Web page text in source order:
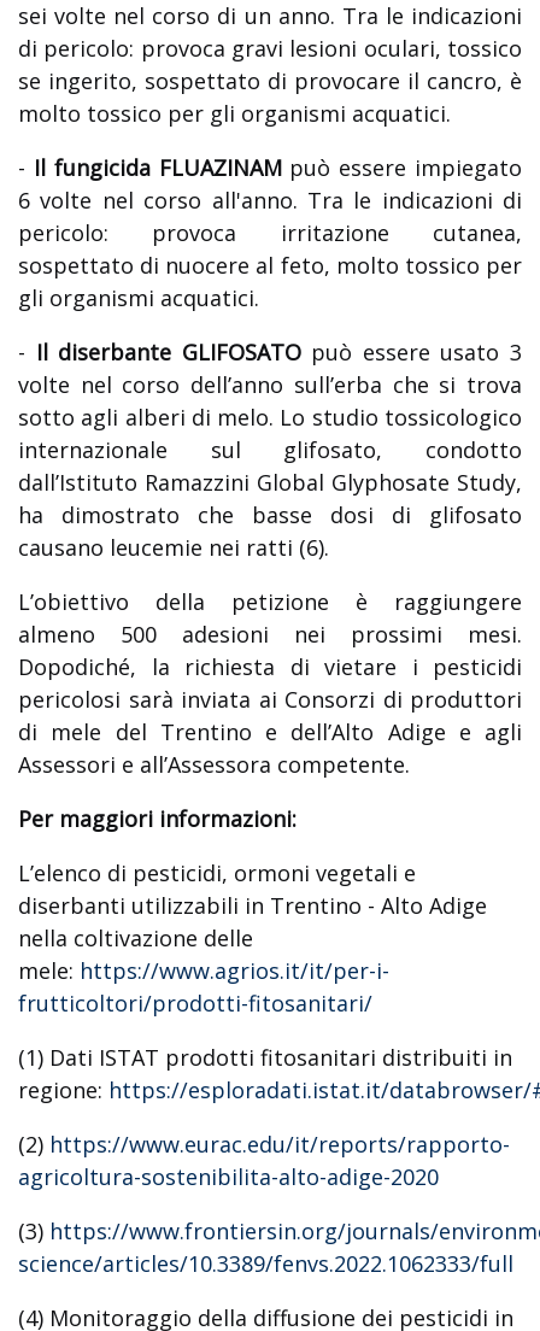
sei volte nel corso di un anno. Tra le indicazioni
di pericolo: provoca gravi lesioni oculari, tossico
se ingerito, sospettato di provocare il cancro, è
molto tossico per gli organismi acquatici.
- Il fungicida FLUAZINAMpuò essere impiegato
6 volte nel corso all'anno. Tra le indicazioni di
pericolo: provoca irritazione cutanea,
sospettato di nuocere al feto, molto tossico per
gli organismi acquatici.
- Il diserbante GLIFOSATOpuò essere usato 3
volte nel corso dell’anno sull’erba che si trova
sotto agli alberi di melo. Lo studio tossicologico
internazionale sul glifosato, condotto
dall’Istituto Ramazzini Global Glyphosate Study,
ha dimostrato che basse dosi di glifosato
causano leucemie nei ratti (6).
L’obiettivo della petizione è raggiungere
almeno 500 adesioni nei prossimi mesi.
Dopodiché, la richiesta di vietare i pesticidi
pericolosi sarà inviata ai Consorzi di produttori
di mele del Trentino e dell’Alto Adige e agli
Assessori e all’Assessora competente.
Per maggiori informazioni:
L’elenco di pesticidi, ormoni vegetali e
diserbanti utilizzabili in Trentino - Alto Adige
nella coltivazione delle
mele: https://www.agrios.it/it/per-i-
frutticoltori/prodotti-fitosanitari/
(1) Dati ISTAT prodotti fitosanitari distribuiti in
regione: https://esploradati.istat.it/databrowser/#/it/
(2) https://www.eurac.edu/it/reports/rapporto-
agricoltura-sostenibilita-alto-adige-2020
(3) https://www.frontiersin.org/journals/
science/articles/10.3389/fenvs.2022.1062333/full
(4) Monitoraggio della diffusione dei pesticidi in